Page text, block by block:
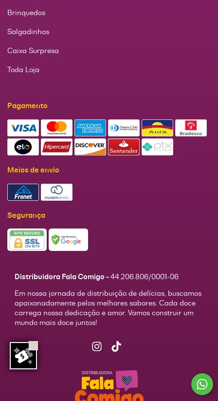
Brinquedos
Salgadinhos
Caixa Surpresa
Toda Loja
Pagamento
Meios de envio
Segurança
Distribuidora Fala Comigo - 44.206.806/0001-06
Em nossa jornada de distribuição de delícias, buscamos
apaixonadamente pelos melhores sabores. Cada doce
carrega nossa dedicação e amor. Vamos construir um
mundo mais doce juntos!